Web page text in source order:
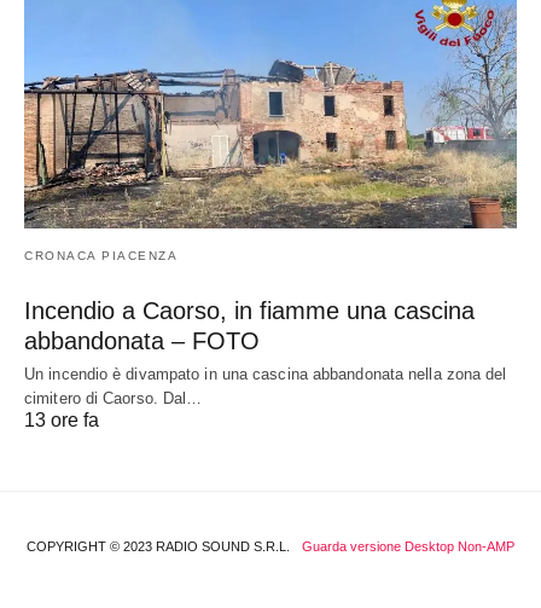
CRONACA PIACENZA
Incendio a Caorso, in fiamme una cascina
abbandonata – FOTO
Un incendio è divampato in una cascina abbandonata nella zona del
cimitero di Caorso. Dal…
13 ore fa
COPYRIGHT © 2023 RADIO SOUND S.R.L. Guarda versione Desktop Non-AMP